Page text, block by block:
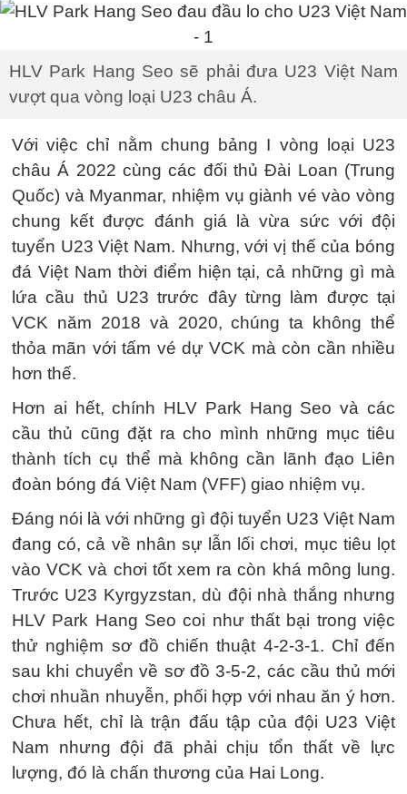
HLV Park Hang Seo sẽ phải đưa U23 Việt Nam
vượt qua vòng loại U23 châu Á.
Với việc chỉ nằm chung bảng I vòng loại U23
châu Á 2022 cùng các đối thủ Đài Loan (Trung
Quốc) và Myanmar, nhiệm vụ giành vé vào vòng
chung kết được đánh giá là vừa sức với đội
tuyển U23 Việt Nam. Nhưng, với vị thế của bóng
đá Việt Nam thời điểm hiện tại, cả những gì mà
lứa cầu thủ U23 trước đây từng làm được tại
VCK năm 2018 và 2020, chúng ta không thể
thỏa mãn với tấm vé dự VCK mà còn cần nhiều
hơn thế.
Hơn ai hết, chính HLV Park Hang Seo và các
cầu thủ cũng đặt ra cho mình những mục tiêu
thành tích cụ thể mà không cần lãnh đạo Liên
đoàn bóng đá Việt Nam (VFF) giao nhiệm vụ.
Đáng nói là với những gì đội tuyển U23 Việt Nam
đang có, cả về nhân sự lẫn lối chơi, mục tiêu lọt
vào VCK và chơi tốt xem ra còn khá mông lung.
Trước U23 Kyrgyzstan, dù đội nhà thắng nhưng
HLV Park Hang Seo coi như thất bại trong việc
thử nghiệm sơ đồ chiến thuật 4-2-3-1. Chỉ đến
sau khi chuyển về sơ đồ 3-5-2, các cầu thủ mới
chơi nhuần nhuyễn, phối hợp với nhau ăn ý hơn.
Chưa hết, chỉ là trận đấu tập của đội U23 Việt
Nam nhưng đội đã phải chịu tổn thất về lực
lượng, đó là chấn thương của Hai Long.